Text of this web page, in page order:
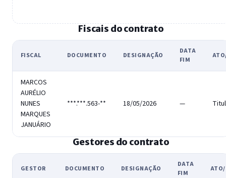
Fiscais do contrato
FISCAL DOCUMENTO DESIGNAÇÃO
DATA
FIM
MARCOS
AURÉLIO
NUNES
MARQUES
JANUÁRIO
***.***.563-** 18/05/2026 —
Gestores do contrato
GESTOR DOCUMENTO DESIGNAÇÃO
DATA
FIM